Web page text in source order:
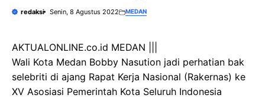
redaksi Senin, 8 Agustus 2022 MEDAN
AKTUALONLINE.co.id MEDAN |||
Wali Kota Medan Bobby Nasution jadi perhatian bak
selebriti di ajang Rapat Kerja Nasional (Rakernas) ke
XV Asosiasi Pemerintah Kota Seluruh Indonesia